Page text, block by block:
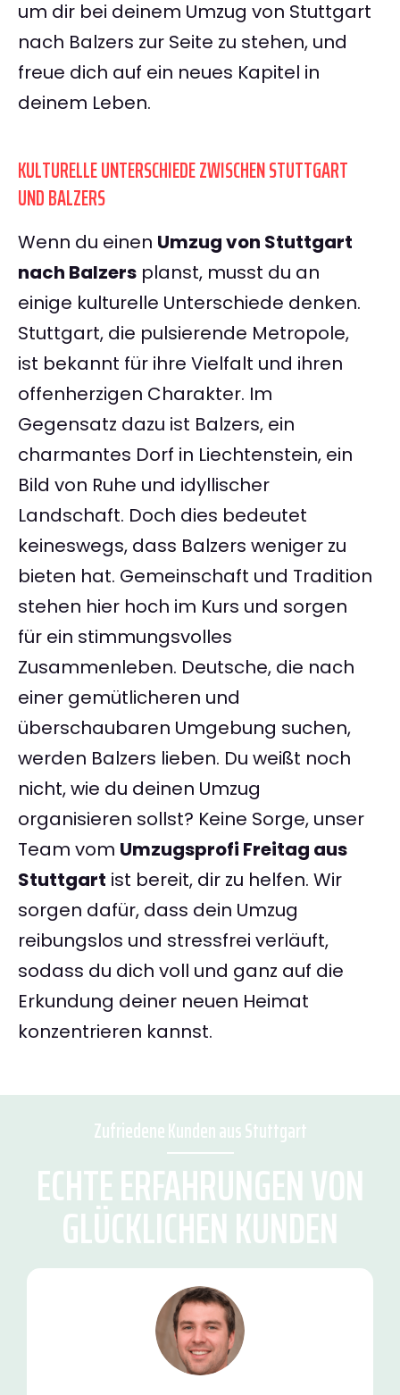
um dir bei deinem Umzug von Stuttgart
nach Balzers zur Seite zu stehen, und
freue dich auf ein neues Kapitel in
deinem Leben.
KULTURELLE UNTERSCHIEDE ZWISCHEN STUTTGART
UND BALZERS
Wenn du einen Umzug von Stuttgart
nach Balzers planst, musst du an
einige kulturelle Unterschiede denken.
Stuttgart, die pulsierende Metropole,
ist bekannt für ihre Vielfalt und ihren
offenherzigen Charakter. Im
Gegensatz dazu ist Balzers, ein
charmantes Dorf in Liechtenstein, ein
Bild von Ruhe und idyllischer
Landschaft. Doch dies bedeutet
keineswegs, dass Balzers weniger zu
bieten hat. Gemeinschaft und Tradition
stehen hier hoch im Kurs und sorgen
für ein stimmungsvolles
Zusammenleben. Deutsche, die nach
einer gemütlicheren und
überschaubaren Umgebung suchen,
werden Balzers lieben. Du weißt noch
nicht, wie du deinen Umzug
organisieren sollst? Keine Sorge, unser
Team vom Umzugsprofi Freitag aus
Stuttgart ist bereit, dir zu helfen. Wir
sorgen dafür, dass dein Umzug
reibungslos und stressfrei verläuft,
sodass du dich voll und ganz auf die
Erkundung deiner neuen Heimat
konzentrieren kannst.
Zufriedene Kunden aus Stuttgart
ECHTE ERFAHRUNGEN VON
GLÜCKLICHEN KUNDEN